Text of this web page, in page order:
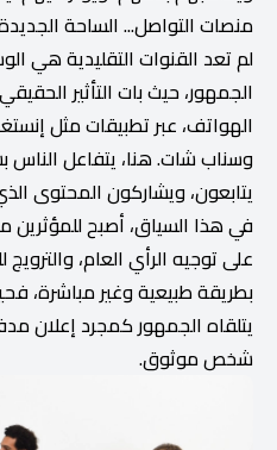
منصات التواصل... الساحة الجديدة
لم تعد القنوات التقليدية هي
الجمهور، حيث بات التأثير
الهواتف، عبر تطبيقات مثل
وسناب شات. هنا، يتفاعل الناس
يتابعون، ويشاركون المحتوى
في هذا السياق، أصبح للمؤثرين
على توجيه الرأي العام، والترويج
بطريقة طبيعية وغير مباشرة،
يتلقاه الجمهور كمجرد إعلان
شخص موثوق.